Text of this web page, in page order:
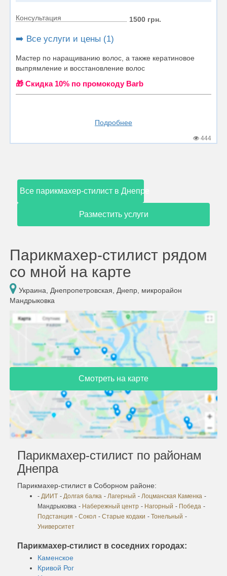
Консультация 1500 грн.
➡️ Все услуги и цены (1)
Мастер по наращиванию волос, а также кератиновое
выпрямление и восстановление волос
🎁 Cкидка 10% по промокоду Barb
Подробнее
444
Все парикмахер-стилист в Днепре
Разместить услуги
Парикмахер-стилист рядом
со мной на карте
Украина, Днепропетровская, Днепр, микрорайон
Мандрыковка
Смотреть на карте
Парикмахер-стилист по районам
Днепра
Парикмахер-стилист в Соборном районе:
- ДИИТ - Долгая балка - Лагерный - Лоцманская Каменка -
Мандрыковка - Набережный центр - Нагорный - Победа -
Подстанция - Сокол - Старые кодаки - Тонельный -
Университет
Парикмахер-стилист в соседних городах:
Каменское
Кривой Рог